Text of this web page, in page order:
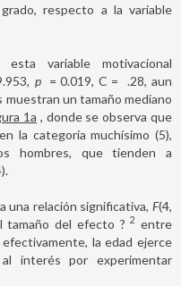
respecto a la variable
variable motivacional
p = 0.019, C =
.28, aun
un tamaño mediano
1a , donde se observa que
la categoría muchísimo (5),
hombres, que tienden a
una relación significativa, F(4,
tamaño del efecto ?2 entre
la edad ejerce
interés por experimentar